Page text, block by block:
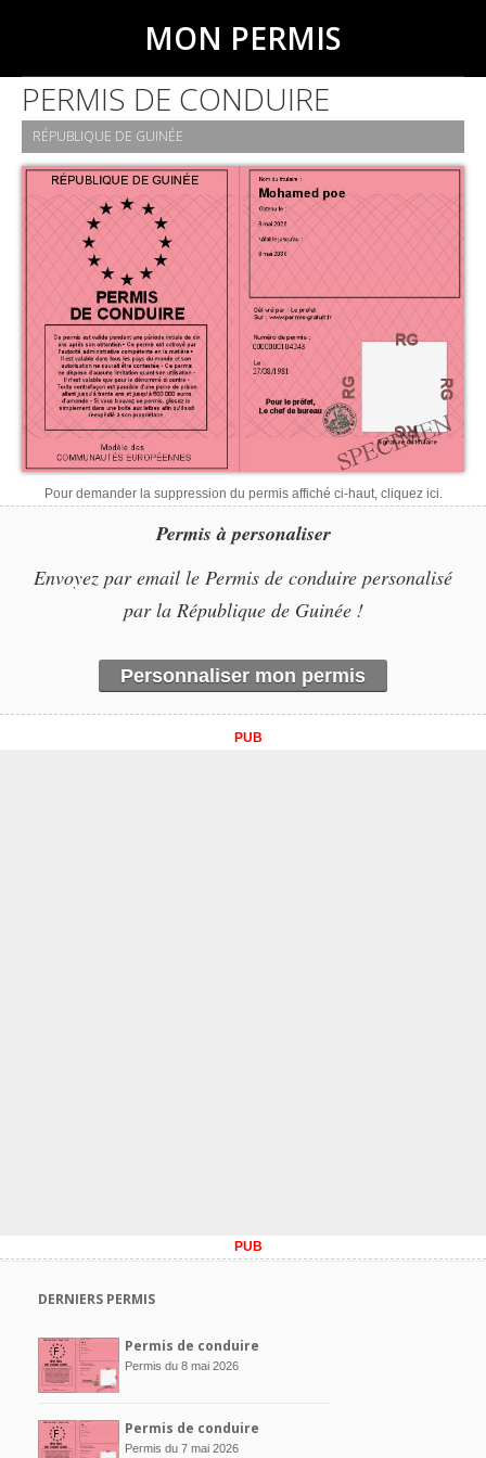
MON PERMIS
PERMIS DE CONDUIRE
RÉPUBLIQUE DE GUINÉE
Pour demander la suppression du permis affiché ci-haut, cliquez ici.
Permis à personaliser
Envoyez par email le Permis de conduire personalisé
par la République de Guinée !
Personnaliser mon permis
PUB
PUB
DERNIERS PERMIS
Permis de conduire
Permis du 8 mai 2026
Permis de conduire
Permis du 7 mai 2026